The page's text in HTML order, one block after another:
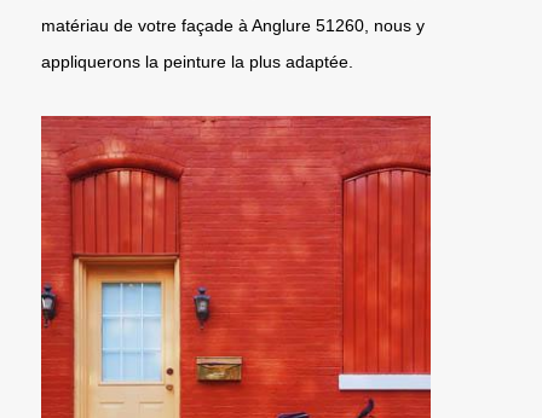
matériau de votre façade à Anglure 51260, nous y
appliquerons la peinture la plus adaptée.